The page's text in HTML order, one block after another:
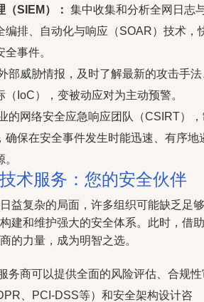
SIEM）： 集中收集和分析全网日志
编排、自动化与响应（SOAR）技术，
事件。
部威胁情报，及时了解最新的攻击手法
IoC），变被动应对为主动预警。
的网络安全应急响应团队（CSIRT）
确保在安全事件发生时能迅速、有序地
术服务：您的安全伙伴
益复杂的局面，许多组织可能缺乏足够
建和维护强大的安全体系。此时，借助
的力量，成为明智之选。
务商可以提供全面的风险评估、合规性
、PCI-DSS等）和安全架构设计咨